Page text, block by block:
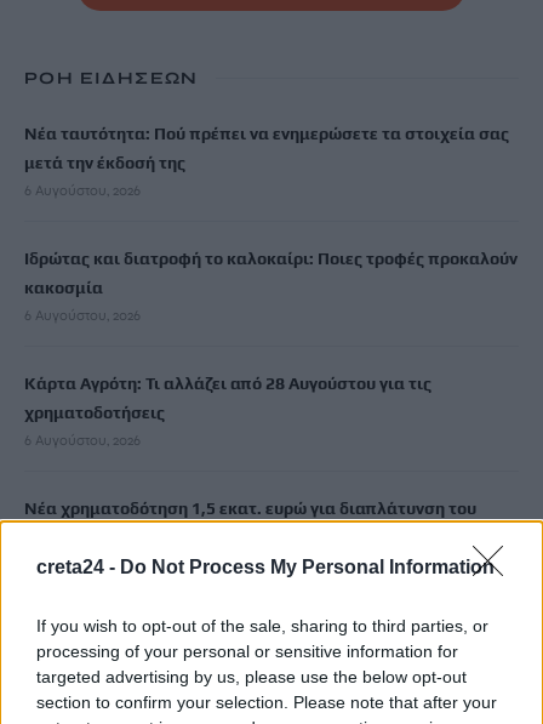
creta24 - Do Not Process My Personal Information
If you wish to opt-out of the sale, sharing to third parties, or
processing of your personal or sensitive information for
targeted advertising by us, please use the below opt-out
section to confirm your selection. Please note that after your
ΡΟΗ ΕΙΔΗΣΕΩΝ
Νέα ταυτότητα: Πού πρέπει να ενημερώσετε τα στοιχεία σας
μετά την έκδοσή της
6 Αυγούστου, 2026
Ιδρώτας και διατροφή το καλοκαίρι: Ποιες τροφές προκαλούν
κακοσμία
6 Αυγούστου, 2026
Κάρτα Αγρότη: Τι αλλάζει από 28 Αυγούστου για τις
χρηματοδοτήσεις
6 Αυγούστου, 2026
Νέα χρηματοδότηση 1,5 εκατ. ευρώ για διαπλάτυνση του
6 Αυγούστου, 2026
Τι δείχνει η ιατροδικαστική εξέταση για τα αίτια θανάτου του
90χρονου που εντοπίστηκε μέσα σε καταψύκτη
6 Αυγούστου, 2026